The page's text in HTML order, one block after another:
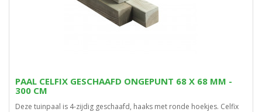
PAAL CELFIX GESCHAAFD ONGEPUNT 68 X 68 MM -
300 CM
Deze tuinpaal is 4-zijdig geschaafd, haaks met ronde hoekjes. Celfix